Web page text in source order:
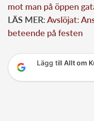
mot man på öppen
LÄS MER:Avslöjat:
beteende på festen
Lägg till Allt om